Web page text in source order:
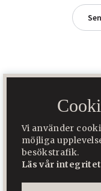
Hemslöjd är
hantverk. Den ges ut
Vi använder
möjliga
besökstrafik.
Läs vår